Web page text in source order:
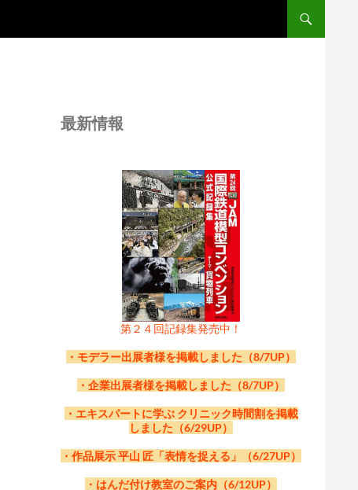
最新情報
第２４回記録集発売中！
・モデラー出展者様を掲載しました（8/7UP）
・企業出展者様を掲載しました（8/7UP）
・エキスパートに学ぶ クリニック時間割を掲載
しました（6/29UP）
・作品展示 平山 匠「表情を捉える」（6/27UP）
・はんだ付け教室のご案内（6/12UP）